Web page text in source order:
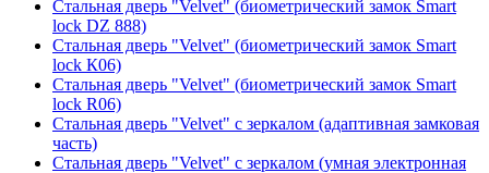
Стальная дверь "Velvet" (биометрический замок Smart
lock DZ 888)
Стальная дверь "Velvet" (биометрический замок Smart
lock К06)
Стальная дверь "Velvet" (биометрический замок Smart
lock R06)
Стальная дверь "Velvet" с зеркалом (адаптивная замковая
часть)
Стальная дверь "Velvet" с зеркалом (умная электронная